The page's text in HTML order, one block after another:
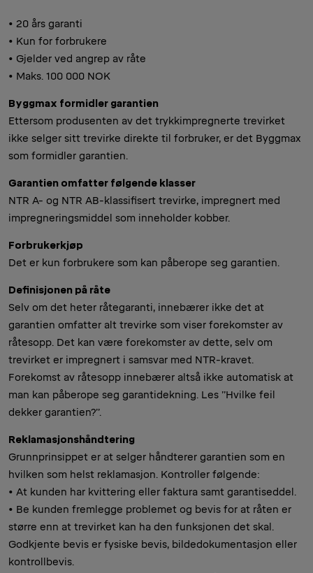
• 20 års garanti
• Kun for forbrukere
• Gjelder ved angrep av råte
• Maks. 100 000 NOK
Byggmax formidler garantien
Ettersom produsenten av det trykkimpregnerte trevirket
ikke selger sitt trevirke direkte til forbruker, er det Byggmax
som formidler garantien.
Garantien omfatter følgende klasser
NTR A- og NTR AB-klassifisert trevirke, impregnert med
impregneringsmiddel som inneholder kobber.
Forbrukerkjøp
Det er kun forbrukere som kan påberope seg garantien.
Definisjonen på råte
Selv om det heter råtegaranti, innebærer ikke det at
garantien omfatter alt trevirke som viser forekomster av
råtesopp. Det kan være forekomster av dette, selv om
trevirket er impregnert i samsvar med NTR-kravet.
Forekomst av råtesopp innebærer altså ikke automatisk at
man kan påberope seg garantidekning. Les ”Hvilke feil
dekker garantien?”.
Reklamasjonshåndtering
Grunnprinsippet er at selger håndterer garantien som en
hvilken som helst reklamasjon. Kontroller følgende:
• At kunden har kvittering eller faktura samt garantiseddel.
• Be kunden fremlegge problemet og bevis for at råten er
større enn at trevirket kan ha den funksjonen det skal.
Godkjente bevis er fysiske bevis, bildedokumentasjon eller
kontrollbevis.